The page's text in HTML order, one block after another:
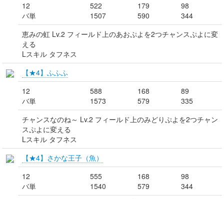
12
バ単
522
1507
179
590
98
344
恵みの虹 Lv.2 フィールド上のあおぷよを2つチャンスぷよに変
える
Lスキル タフネス
【★4】ふふふ
12
バ単
588
1573
168
579
89
335
チャンスなのね～ Lv.2 フィールド上のみどりぷよを2つチャン
スぷよに変える
Lスキル タフネス
【★4】さかな王子（魚）
12
バ単
555
1540
168
579
98
344